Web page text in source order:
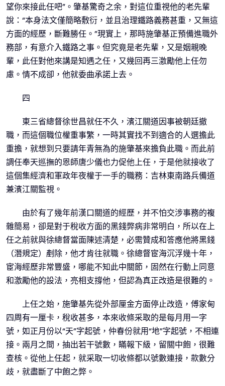
望你來接此任吧”。肇基驚奇之余，對這位重視他的老先輩
說：“本身法文僅簡略敷衍，並且治理鐵路義務甚重，又無這
方面的經歷，斷難勝任。”現實上，那時施肇基正預備進職外
務部，有意介入鐵路之事。但究竟是老先輩，又是姻親晚
輩，此任對他來講是知遇之任，又幾回再三激勵他上任勿
慮。情不成卻，他就委曲承諾上去。
四
東三省總督徐世昌就任不久，濱江關道因事被朝廷撤
職，而這個職位權重事繁，一時其實找不到適合的人選擔此
重擔，就想到只要請年青無為的施肇基來擔負此職。而此前
調任奉天巡撫的恩師唐少儀也力促他上任，于是他就接收了
這個集經濟和軍政年夜權于一手的職務：吉林東南路兵備道
兼濱江關監視。
由於有了幾年前漢口關道的經歷，并不怕交涉事務的複
雜簡易，卻是對于稅收方面的黑錢弊病非常明白，所以在上
任之前就與徐總督當面陳述清楚，必需贊成和答應他將黑錢
（潛規定）剷除，他才肯往就職。徐總督宦海沉浮幾十年，
宦海經歷非常豐盛，哪能不知此中關節，固然在行動上同意
和激勵他的設法，亮相支撐他，但認為真正改造是很難的。
上任之始，施肇基先從外部厘金方面停止改造，傅家甸
四周有一厘卡，稅收甚多，本來收條采取的是每月用一字
號，如正月份以“天”字起號，仲春份就用“地”字起號，不相連
接。兩月之間，抽出若干號數，瞞報下級，留關中飽，很難
查核。從他上任起，就采取一切收條都以號數連接，款數分
歧，就盡斷了中飽之弊。